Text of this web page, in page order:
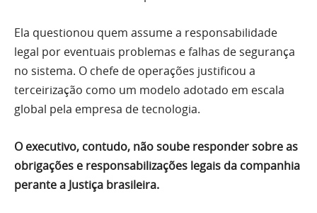
Ela questionou quem assume a responsabilidade
legal por eventuais problemas e falhas de segurança
no sistema. O chefe de operações justificou a
terceirização como um modelo adotado em escala
global pela empresa de tecnologia.
O executivo, contudo, não soube responder sobre as
obrigações e responsabilizações legais da companhia
perante a Justiça brasileira.